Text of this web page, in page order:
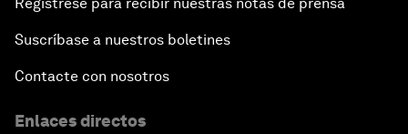
Regístrese para recibir nuestras notas de prensa
Suscríbase a nuestros boletines
Contacte con nosotros
Enlaces directos